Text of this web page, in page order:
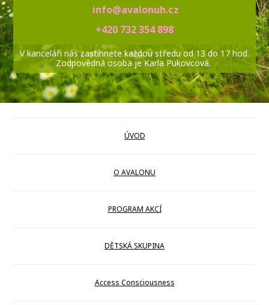
info@avalonuh.cz
+420 732 354 898
V kanceláři nás zastihnete každou středu od 13 do 17 hod.
Zodpovědná osoba je Karla Pukovcová.
ÚVOD
O AVALONU
PROGRAM AKCÍ
DĚTSKÁ SKUPINA
Access Consciousness